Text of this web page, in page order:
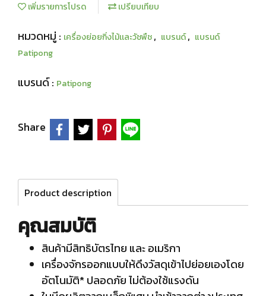
เพิ่มรายการโปรด เปรียบเทียบ
หมวดหมู่ : เครื่องย่อยกิ่งไม้เเละวัชพืช, แบรนด์, แบรนด์
Patipong
แบรนด์ : Patipong
Share
Product description
คุณสมบัติ
สินค้ามีสิทธิบัตรไทย และ อเมริกา
เครื่องจักรออกแบบให้ดึงวัสดุเข้าไปย่อยเองโดย
อัตโนมัติ* ปลอดภัย ไม่ต้องใช้แรงดัน